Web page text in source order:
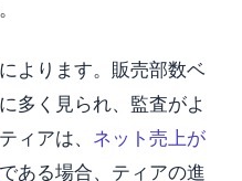
よります。販売部数ベ
多く見られ、監査がよ
ィアは、 ネット売上が
である場合、ティアの進